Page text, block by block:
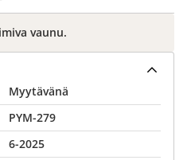
vaunu.
Myytävänä
PYM-279
6-2025